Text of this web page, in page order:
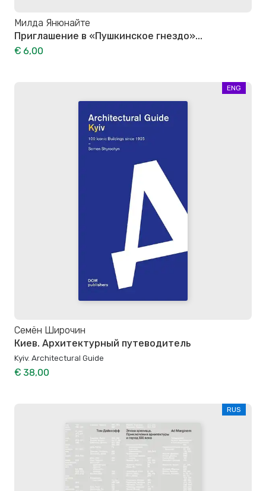
Милда Янюнайте
Приглашение в «Пушкинское гнездо»...
€ 6,00
ENG
Семён Широчин
Киев. Архитектурный путеводитель
Kyiv. Architectural Guide
€ 38,00
RUS